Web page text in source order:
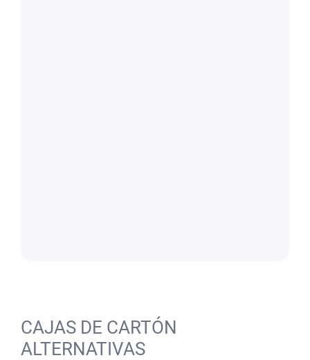
CAJAS DE CARTÓN
ALTERNATIVAS